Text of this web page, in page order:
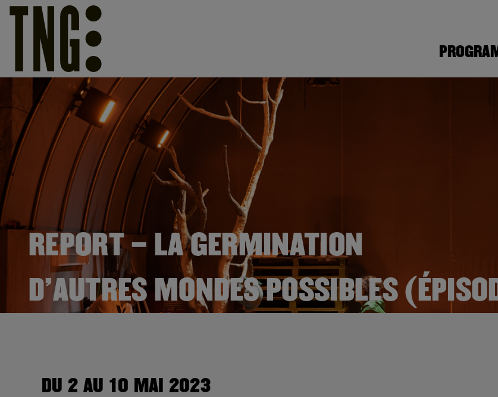
REPORT – LA GERMINATION
D’AUTRES MONDES POSSIBLES
DU 2 AU 10 MAI 2023